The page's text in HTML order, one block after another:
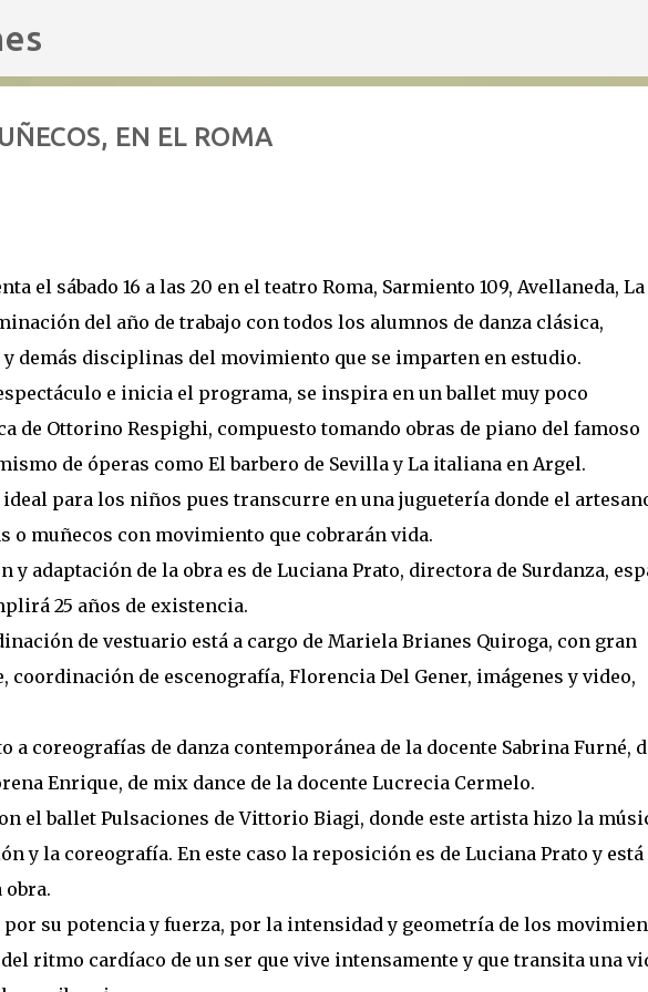
EN EL ROMA
el sábado 16 a las 20 en el teatro Roma, Sarmiento 109, Avellaneda, La
del año de trabajo con todos los alumnos de danza clásica,
demás disciplinas del movimiento que se imparten en estudio.
e inicia el programa, se inspira en un ballet muy poco
de Ottorino Respighi, compuesto tomando obras de piano del famoso
de óperas como El barbero de Sevilla y La italiana en Argel.
para los niños pues transcurre en una juguetería donde el
o muñecos con movimiento que cobrarán vida.
y adaptación de la obra es de Luciana Prato, directora de Surdanza,
25 años de existencia.
de vestuario está a cargo de Mariela Brianes Quiroga, con gran
de escenografía, Florencia Del Gener, imágenes y video,
a coreografías de danza contemporánea de la docente Sabrina Furné,
Enrique, de mix dance de la docente Lucrecia Cermelo.
el ballet Pulsaciones de Vittorio Biagi, donde este artista hizo la
y la coreografía. En este caso la reposición es de Luciana Prato y está
obra.
su potencia y fuerza, por la intensidad y geometría de los
ritmo cardíaco de un ser que vive intensamente y que transita una